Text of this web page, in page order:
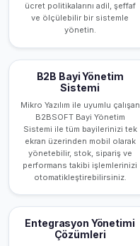
ücret politikalarını adil, şeffaf
ve ölçülebilir bir sistemle
yönetin.
B2B Bayi Yönetim
Sistemi
Mikro Yazılım ile uyumlu çalışan
B2BSOFT Bayi Yönetim
Sistemi ile tüm bayilerinizi tek
ekran üzerinden mobil olarak
yönetebilir, stok, sipariş ve
performans takibi işlemlerinizi
otomatikleştirebilirsiniz.
Entegrasyon Yönetimi
Çözümleri